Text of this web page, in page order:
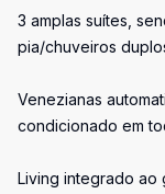
3 amplas suítes,
pia/chuveiros
Venezianas
condicionado em
Living integrado ao